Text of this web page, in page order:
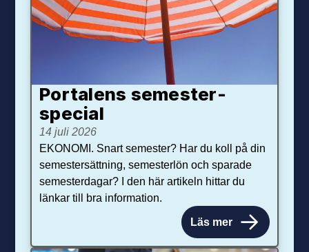
Portalens semester­
special
14 juli 2026
EKONOMI. Snart semester? Har du koll på din
semestersättning, semesterlön och sparade
semesterdagar? I den här artikeln hittar du
länkar till bra information.
Läs mer